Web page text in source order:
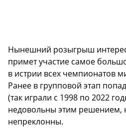
Нынешний розыгрыш
примет участие самое
в истрии всех чемпионатов
Ранее в групповой этап
(так играли с 1998 по 2022
недовольны этим решением,
непреклонны.